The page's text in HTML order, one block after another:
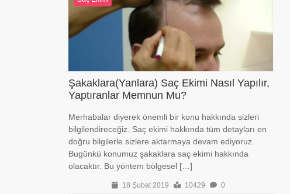
Şakaklara(Yanlara) Saç Ekimi Nasıl Yapılır,
Yaptıranlar Memnun Mu?
Merhabalar diyerek önemli bir konu hakkında sizleri
bilgilendireceğiz. Saç ekimi hakkında tüm detayları en
doğru bilgilerle sizlere aktarmaya devam ediyoruz.
Bugünkü konumuz şakaklara saç ekimi hakkında
olacaktır. Bu yöntem bölgesel […]
18 Şubat 2019 10429 0